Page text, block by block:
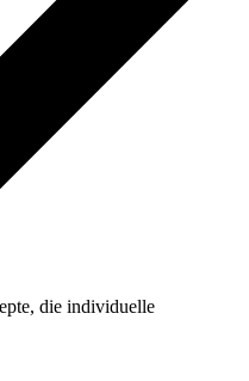
die individuelle